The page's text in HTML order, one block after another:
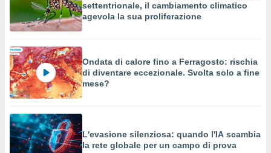
settentrionale, il cambiamento climatico
agevola la sua proliferazione
Ondata di calore fino a Ferragosto: rischia
di diventare eccezionale. Svolta solo a fine
mese?
L'evasione silenziosa: quando l'IA scambia
la rete globale per un campo di prova